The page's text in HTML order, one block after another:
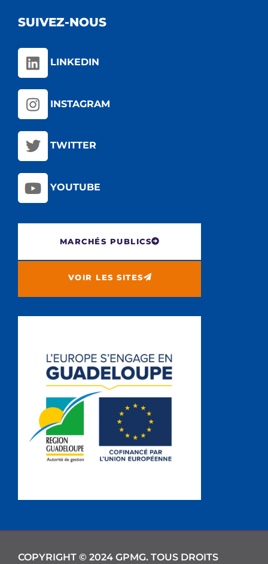
SUIVEZ-NOUS
LINKEDIN
INSTAGRAM
TWITTER
YOUTUBE
MARCHÉS PUBLICS
VOIR LES SITES
COPYRIGHT © 2024 GPMG. TOUS DROITS